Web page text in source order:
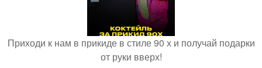
Приходи к нам в прикиде в стиле 90 х и получай подарки
от руки вверх!